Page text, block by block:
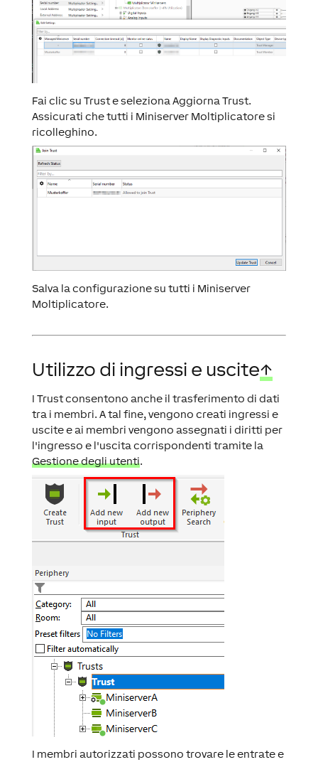
Fai clic su Trust e seleziona Aggiorna Trust.
Assicurati che tutti i Miniserver Moltiplicatore si
ricolleghino.
Salva la configurazione su tutti i Miniserver
Moltiplicatore.
Utilizzo di ingressi e uscite↑
I Trust consentono anche il trasferimento di dati
tra i membri. A tal fine, vengono creati ingressi e
uscite e ai membri vengono assegnati i diritti per
l'ingresso e l'uscita corrispondenti tramite la
Gestione degli utenti.
I membri autorizzati possono trovare le entrate e